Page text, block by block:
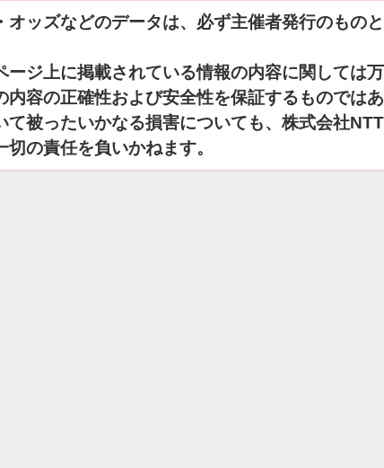
オッズなどのデータは、必ず主催者発行のもの
ージ上に掲載されている情報の内容に関しては
内容の正確性および安全性を保証するものでは
て被ったいかなる損害についても、株式会社
切の責任を負いかねます。